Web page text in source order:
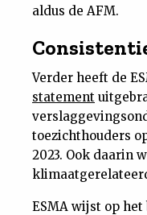
aldus de AFM.
Verder heeft de
statement
toezichthouders
2023. Ook daarin
ESMA wijst op